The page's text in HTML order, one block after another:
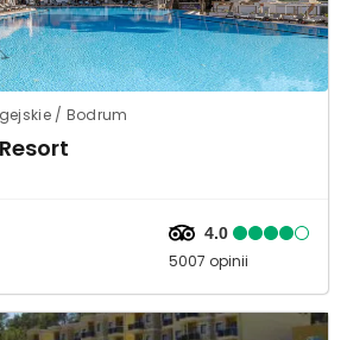
/ Bodrum
4.0
5007 opinii